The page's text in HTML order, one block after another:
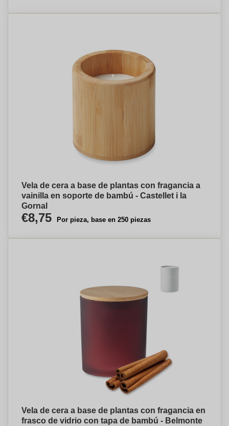
Vela de cera a base de plantas con fragancia a
vainilla en soporte de bambú - Castellet i la
Gornal
€8,75 Por pieza, base en 250 piezas
Vela de cera a base de plantas con fragancia en
frasco de vidrio con tapa de bambú - Belmonte